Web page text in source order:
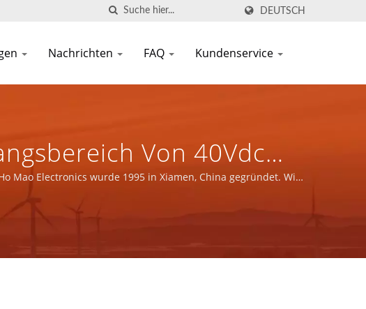
DEUTSCH
Nachrichten FAQ Kundenservice
Von 40Vdc
Geregelte Ausgänge
Jahre Hersteller Von
Mao Electronics wurde 1995 in Xiamen, China gegründet. Wir